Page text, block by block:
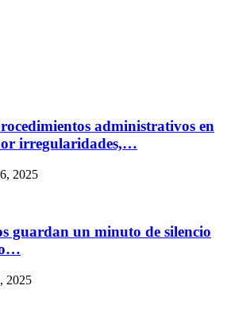
administrativos en
irregularidades,…
2025
guardan un minuto de silencio
2025